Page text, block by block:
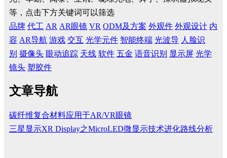
等，点击下方关键词可以筛选
品牌 代工 AR AR眼镜 VR ODM及方案 外观件 外观设计 内
容 AR导航 游戏 交互 光学元件 智能终端 光波导 人脸识
别 摄像头 眼动追踪 天线 软件 五金 语音识别 显示屏 光学
镜头 塑胶件
文章导航
碳纤维复合材料应用于AR/VR眼镜
三星显示XR Display之MicroLED微显示技术进化路线分析